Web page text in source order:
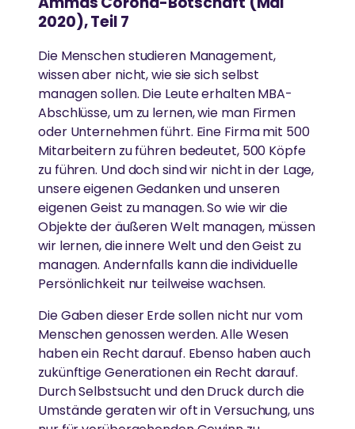
AUSZEICHNUNGEN
Amma ist international für ihr Wirken und ihre
Weisheit anerkannt.
AYUDH
Die von Amma inspirierte Jugendbewegung fördert
junge Menschen weltweit.
GREENFRIENDS
Ammas Umweltinitiative wirkt in über 15 Ländern.
AMRITAPURI
Ammas Ashram in Südindien.
Hochwertige Gesundheitsversorgung in einer
Atmosphäre von Liebe und Mitgefühl
KATASTROPHENHILFE
Unterstützung von Überlebenden durch
Krisenintervention und ganzheitliche Langzeithilfe
LÄNDLICHE ENTWICKLUNG
Armut beseitigen, Widerstandskraft stärken und
Kultur bewahren
GLEICHSTELLUNG DER GESCHLECHTER &
beginnen damit, sie aus unserem eigenen
Geist zu entfernen“
-Amma
Gesundheitsfürsorge
Gleichstellung der Geschlechter
Umweltschutz
Katastrophenhilfe
Essen, Wasser & Obdach
Forschung
Ländliche Entwicklung
SPIRITUELL
Spirituelle Praxis
MEHR
I
D
1
9
P
n
d
e
m
e
(
a
i
2
0
0
–
e
l
7
)
v
o
Y
o
u
2020), Teil 7
Die Menschen studieren Management,
wissen aber nicht, wie sie sich selbst
managen sollen. Die Leute erhalten MBA-
Abschlüsse, um zu lernen, wie man Firmen
oder Unternehmen führt. Eine Firma mit 500
Mitarbeitern zu führen bedeutet, 500 Köpfe
zu führen. Und doch sind wir nicht in der Lage,
unsere eigenen Gedanken und unseren
eigenen Geist zu managen. So wie wir die
Objekte der äußeren Welt managen, müssen
wir lernen, die innere Welt und den Geist zu
managen. Andernfalls kann die individuelle
Persönlichkeit nur teilweise wachsen.
Die Gaben dieser Erde sollen nicht nur vom
Menschen genossen werden. Alle Wesen
haben ein Recht darauf. Ebenso haben auch
zukünftige Generationen ein Recht darauf.
Durch Selbstsucht und den Druck durch die
Umstände geraten wir oft in Versuchung, uns